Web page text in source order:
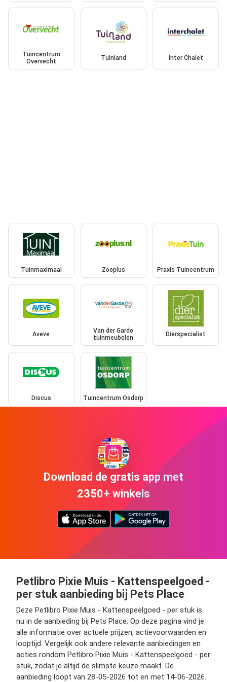
Tuincentrum
Overvecht
Tuinland Inter Chalet
Tuinmaximaal Zooplus Praxis Tuincentrum
Aveve
Van der Garde
tuinmeubelen
Dierspecialist
Discus Tuincentrum Osdorp
Download de gratis app met
2350+ winkels
Petlibro Pixie Muis - Kattenspeelgoed -
per stuk aanbieding bij Pets Place
Deze Petlibro Pixie Muis - Kattenspeelgoed - per stuk is
nu in de aanbieding bij Pets Place. Op deze pagina vind je
alle informatie over actuele prijzen, actievoorwaarden en
looptijd. Vergelijk ook andere relevante aanbiedingen en
acties rondom Petlibro Pixie Muis - Kattenspeelgoed - per
stuk, zodat je altijd de slimste keuze maakt. De
aanbieding loopt van 28-05-2026 tot en met 14-06-2026.